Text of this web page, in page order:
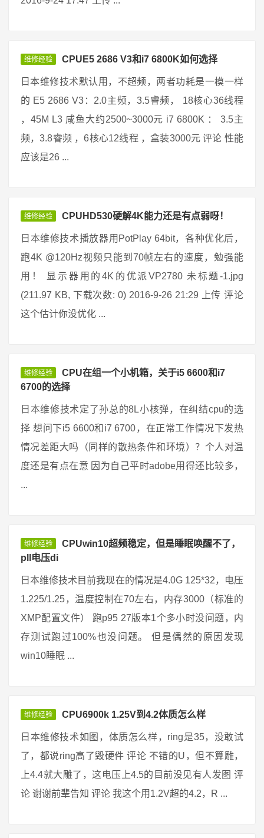
维修经验 CPUE5 2686 V3和i7 6800K如何选择
日本维修技术默认用，不超频，两者功耗是一模一样
的 E5 2686 V3：2.0主频，3.5睿频， 18核心36线程
，45M L3 咸鱼大约2500~3000元 i7 6800K ： 3.5主
频，3.8睿频 ，6核心12线程 ，盒装3000元 评论 性能
应该是26 ...
维修经验 CPUHD530硬解4K能力还是有点弱呀！
日本维修技术播放器用PotPlay 64bit，各种优化后，
跑4K @120Hz视频只能到70帧左右的速度，勉强能
用！ 显示器用的4K的优派VP2780 未标题-1.jpg
(211.97 KB, 下载次数: 0) 2016-9-26 21:29 上传 评论
这个估计你没优化 ...
维修经验
CPU在组一个小机箱，关于i5 6600和i7
6700的选择
日本维修技术定了孙总的8L小核弹，在纠结cpu的选
择 想问下i5 6600和i7 6700，在正常工作情况下发热
情况差距大吗（同样的散热条件和环境）？个人对温
度还是有点在意 因为自己平时adobe用得还比较多，
...
维修经验
CPUwin10超频稳定，但是睡眠唤醒不了，
pll电压di
日本维修技术目前我现在的情况是4.0G 125*32，电压
1.225/1.25，温度控制在70左右，内存3000（标准的
XMP配置文件） 跑p95 27版本1个多小时没问题，内
存测试跑过100%也没问题。 但是偶然的原因发现
win10睡眠 ...
维修经验 CPU6900k 1.25V到4.2体质怎么样
日本维修技术如图，体质怎么样，ring是35，没敢试
了，都说ring高了毁硬件 评论 不错的U，但不算雕，
上4.4就大雕了，这电压上4.5的目前没见有人发图 评
论 谢谢前辈告知 评论 我这个用1.2V超的4.2，R ...